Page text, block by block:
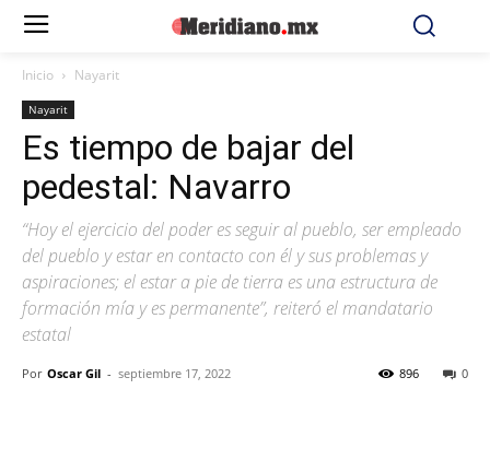
Inicio Nayarit
Nayarit
Es tiempo de bajar del
pedestal: Navarro
“Hoy el ejercicio del poder es seguir al pueblo, ser empleado
del pueblo y estar en contacto con él y sus problemas y
aspiraciones; el estar a pie de tierra es una estructura de
formación mía y es permanente”, reiteró el mandatario
estatal
Por Oscar Gil - septiembre 17, 2022 0
896